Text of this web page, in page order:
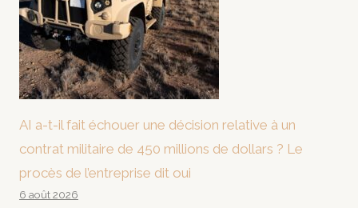
AI a-t-il fait échouer une décision relative à un
contrat militaire de 450 millions de dollars ? Le
procès de l’entreprise dit oui
6 août 2026